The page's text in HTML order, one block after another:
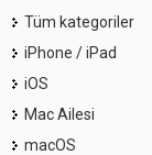
Tüm kategoriler
iPhone / iPad
iOS
Mac Ailesi
macOS